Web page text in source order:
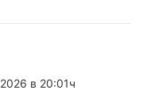
в 20:01ч